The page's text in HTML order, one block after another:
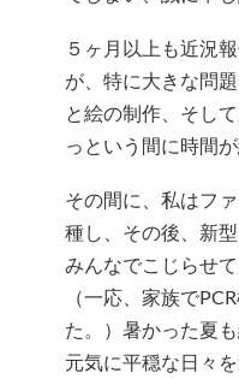
５ヶ月以上も近況
が、特に大きな問
と絵の制作、そし
っという間に時間
その間に、私はフ
種し、その後、新
みんなでこじらせ
（一応、家族で
た。）暑かった夏
元気に平穏な日々